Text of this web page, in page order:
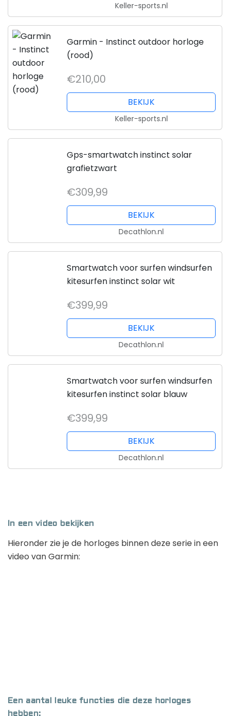
Keller-sports.nl
Garmin - Instinct outdoor horloge
(rood)
€210,00
BEKIJK
Keller-sports.nl
Gps-smartwatch instinct solar
grafietzwart
€309,99
BEKIJK
Decathlon.nl
Smartwatch voor surfen windsurfen
kitesurfen instinct solar wit
€399,99
BEKIJK
Decathlon.nl
Smartwatch voor surfen windsurfen
kitesurfen instinct solar blauw
€399,99
BEKIJK
Decathlon.nl
In een video bekijken
Hieronder zie je de horloges binnen deze serie in een
video van Garmin:
Een aantal leuke functies die deze horloges
hebben: